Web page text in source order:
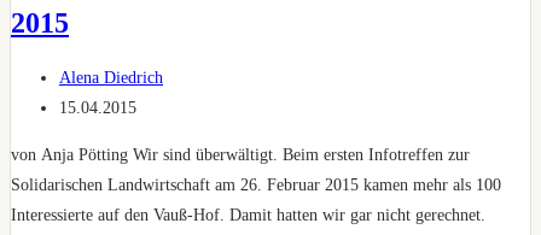
2015
Beitrags-
Autor:
Alena Diedrich
Beitrag
15.04.2015
von Anja Pötting Wir sind überwältigt. Beim ersten Infotreffen zur
Solidarischen Landwirtschaft am 26. Februar 2015 kamen mehr als 100
Interessierte auf den Vauß-Hof. Damit hatten wir gar nicht gerechnet.